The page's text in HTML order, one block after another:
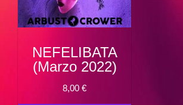
NEFELIBATA
(Marzo 2022)
8,00€